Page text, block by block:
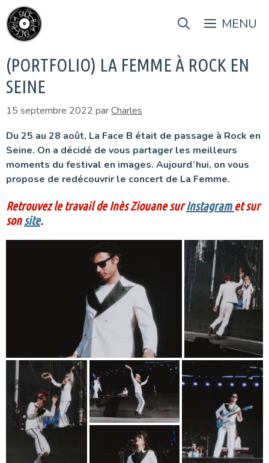
Aller
au
contenu
MENU
(PORTFOLIO) LA FEMME À ROCK EN
SEINE
15 septembre 2022 parCharles
Du 25 au 28 août, La Face B était de passage à Rock en
Seine. On a décidé de vous partager les meilleurs
moments du festival en images. Aujourd’hui, on vous
propose de redécouvrir le concert de La Femme.
Retrouvez le travail de Inès Ziouane surInstagramet sur
sonsite.